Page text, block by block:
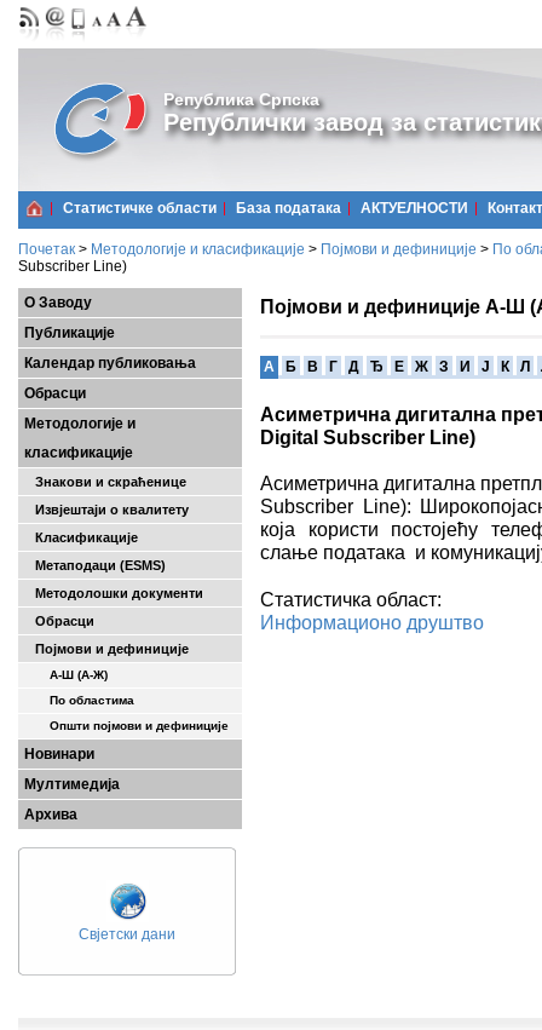
Република Српска
Републички завод за
Статистичке области Базa података АКТУЕЛНОСТИ Контакт
Почетак > Методологије и класификације > Појмови и дефиниције > По
Subscriber Line)
О Заводу
Публикације
Календар публиковања
Обрасци
Методологије и
класификације
Знакови и скраћенице
Извјештаји о квалитету
Класификације
Метаподаци (ESMS)
Методолошки документи
Обрасци
Појмови и дефиниције
А-Ш (A-Ж)
По областима
Општи појмови и дефиниције
Новинари
Мултимедија
Архива
Свјетски дани
Појмови и дефиниције А-Ш
A Б В Г Д Ђ Е Ж З И Ј К Л
Асиметрична дигитална
Digital Subscriber Line)
Асиметрична дигитална
Subscriber Line):
која користи постојећу
слање података и
Статистичка област:
Информационо друштво